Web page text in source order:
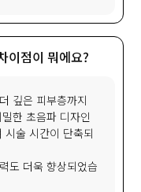
이점이 뭐에요?
깊은 피부층까지
한 초음파 디자인
술 시간이 단축되
도 더욱 향상되었습